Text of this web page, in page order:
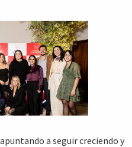
a seguir creciendo y